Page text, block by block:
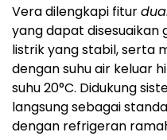
Vera dilengkapi fitur
yang dapat disesuaikan
listrik yang stabil, serta
dengan suhu air keluar
suhu 20°C. Didukung
langsung sebagai
dengan refrigeran